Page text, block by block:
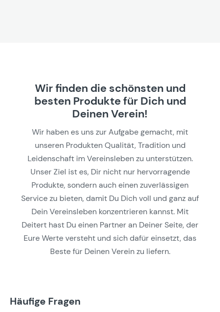
Wir finden die schönsten und
besten Produkte für Dich und
Deinen Verein!
Wir haben es uns zur Aufgabe gemacht, mit
unseren Produkten Qualität, Tradition und
Leidenschaft im Vereinsleben zu unterstützen.
Unser Ziel ist es, Dir nicht nur hervorragende
Produkte, sondern auch einen zuverlässigen
Service zu bieten, damit Du Dich voll und ganz auf
Dein Vereinsleben konzentrieren kannst. Mit
Deitert hast Du einen Partner an Deiner Seite, der
Eure Werte versteht und sich dafür einsetzt, das
Beste für Deinen Verein zu liefern.
Häufige Fragen